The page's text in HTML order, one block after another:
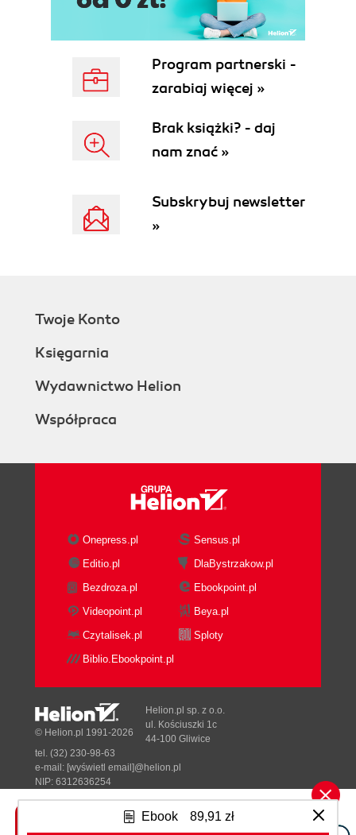
Ebook 89,91 zł
Program partnerski -
zarabiaj więcej »
Brak książki? - daj
nam znać »
Subskrybuj newsletter
»
Twoje Konto
Księgarnia
Wydawnictwo Helion
Współpraca
Onepress.pl
Sensus.pl
Editio.pl
DlaBystrzakow.pl
Bezdroza.pl
Ebookpoint.pl
Videopoint.pl
Beya.pl
Czytalisek.pl
Sploty
Biblio.Ebookpoint.pl
Tonik.pl
© Helion.pl 1991-2026
Helion.pl sp. z o.o.
ul. Kościuszki 1c
44-100 Gliwice
tel. (32) 230-98-63
e-mail: [wyświetl email]@helion.pl
NIP: 6312636254